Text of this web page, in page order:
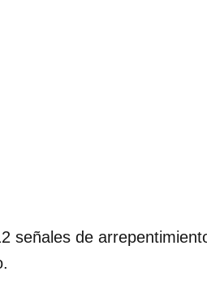
señales de